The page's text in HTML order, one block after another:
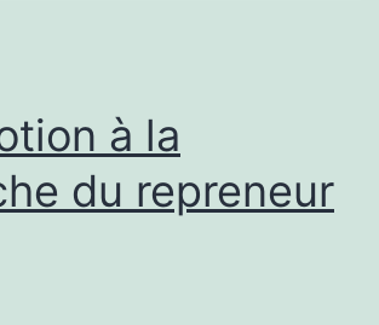
à la
du repreneur